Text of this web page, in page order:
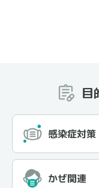
目
感染症対策
かぜ関連